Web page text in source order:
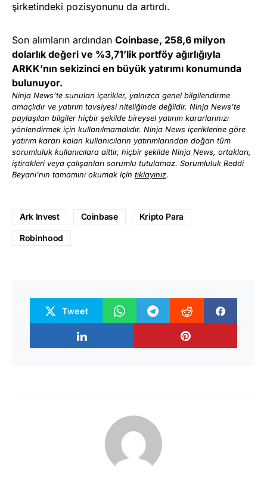
şirketindeki pozisyonunu da artırdı.
Son alımların ardından Coinbase, 258,6 milyon
dolarlık değeri ve %3,71’lik portföy ağırlığıyla
ARKK’nın sekizinci en büyük yatırımı konumunda
bulunuyor.
Ninja News’te sunulan içerikler, yalnızca genel bilgilendirme
amaçlıdır ve yatırım tavsiyesi niteliğinde değildir. Ninja News’te
paylaşılan bilgiler hiçbir şekilde bireysel yatırım kararlarınızı
yönlendirmek için kullanılmamalıdır. Ninja News içeriklerine göre
yatırım kararı kalan kullanıcıların yatırımlarından doğan tüm
sorumluluk kullanıcılara aittir, hiçbir şekilde Ninja News, ortakları,
iştirakleri veya çalışanları sorumlu tutulamaz. Sorumluluk Reddi
Beyanı’nın tamamını okumak için tıklayınız.
Ark Invest Coinbase Kripto Para
Robinhood
Tweet